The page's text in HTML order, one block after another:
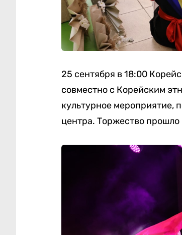
25 сентября в 18:00
совместно с Корейским
культурное мероприятие,
центра. Торжество